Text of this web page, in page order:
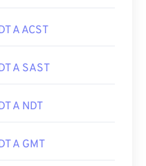
A ACST
A SAST
A NDT
A GMT